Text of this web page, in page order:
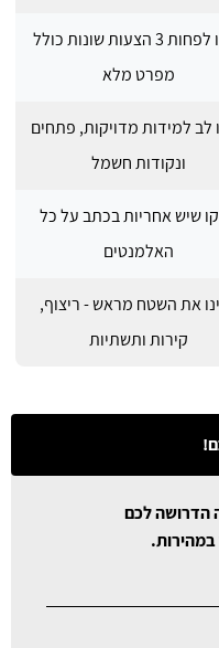
השוו לפחות 3 הצעות שונות כולל
מפרט מלא
לב למידות מדויקות, פתחים
ונקודות חשמל
שיש אחריות בכתב על כל
האלמנטים
את השטח מראש - ריצוף,
קירות ותשתיות
הדרושה לכם